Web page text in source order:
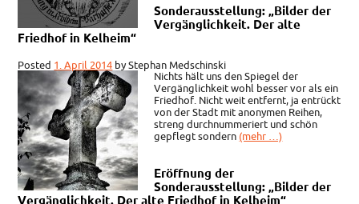
Sonderausstellung: „Bilder der
Vergänglichkeit. Der alte
Friedhof in Kelheim“
Posted 1. April 2014 byStephan Medschinski
Nichts hält uns den Spiegel der
Vergänglichkeit wohl besser vor als ein
Friedhof. Nicht weit entfernt, ja entrückt
von der Stadt mit anonymen Reihen,
streng durchnummeriert und schön
gepflegt sondern (mehr …)
Eröffnung der
Sonderausstellung: „Bilder der
Vergänglichkeit. Der alte Friedhof in Kelheim“